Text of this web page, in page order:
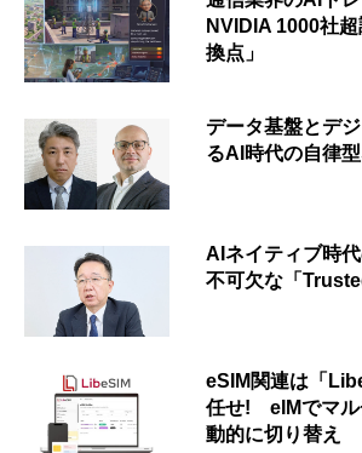
NVIDIA 1000社
換点」
データ基盤とデ
るAI時代の自律
AIネイティブ時
不可欠な「
eSIM関連は「
任せ! eIMでマル
動的に切り替え